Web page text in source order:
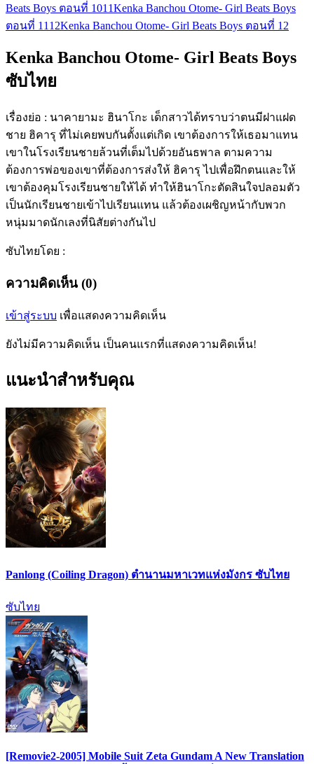
Beats Boys ตอนที่ 1011Kenka Banchou Otome- Girl Beats Boys
ตอนที่ 11 12Kenka Banchou Otome- Girl Beats Boys ตอนที่ 12
Kenka Banchou Otome- Girl Beats Boys
ซับไทย
เรื่องย่อ : นาคายามะ ฮินาโกะ เด็กสาวได้ทราบว่าตนมีฝาแฝด
ชาย ฮิคารุ ที่ไม่เคยพบกันตั้งแต่เกิด เขาต้องการให้เธอมาแทน
เขาในโรงเรียนชายล้วนที่เต็มไปด้วยอันธพาล ตามความ
ต้องการพ่อของเขาที่ต้องการส่งให้ ฮิคารุ ไปเพื่อฝึกตนและให้
เขาต้องคุมโรงเรียนชายให้ได้ ทำให้ฮินาโกะตัดสินใจปลอมตัว
เป็นนักเรียนชายเข้าไปเรียนแทน แล้วต้องเผชิญหน้ากับพวก
หนุ่มมาดนักเลงที่นิสัยต่างกันไป
ซับไทยโดย :
ความคิดเห็น (0)
เข้าสู่ระบบ เพื่อแสดงความคิดเห็น
ยังไม่มีความคิดเห็น เป็นคนแรกที่แสดงความคิดเห็น!
แนะนำสำหรับคุณ
Panlong (Coiling Dragon) ตำนานมหาเวทแห่งมังกร ซับไทย
ซับไทย
[Removie2-2005] Mobile Suit Zeta Gundam A New Translation